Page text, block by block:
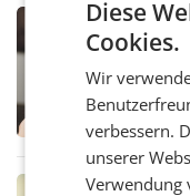
–
Diese
Cookies.
Wir
verbessern.
unserer
Verwendung